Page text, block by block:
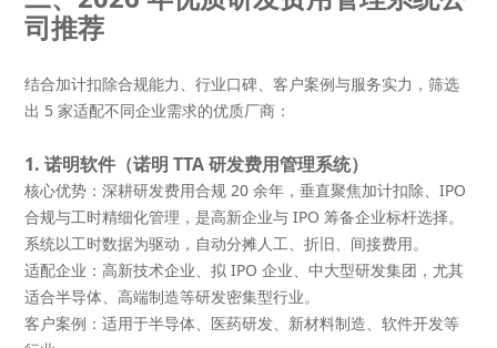
司推荐
结合加计扣除合规能力、行业口碑、客户案例与服务实力，筛选
出 5 家适配不同企业需求的优质厂商：
1. 诺明软件（诺明 TTA 研发费用管理系统）
核心优势 ：深耕研发费用合规 20 余年，垂直聚焦加计扣除、IPO
合规与工时精细化管理，是高新企业与 IPO 筹备企业标杆选择。
系统以工时数据为驱动，自动分摊人工、折旧、间接费用。
适配企业 ：高新技术企业、拟 IPO 企业、中大型研发集团，尤其
适合半导体、高端制造等研发密集型行业。
客户案例 ：适用于半导体、医药研发、新材料制造、软件开发等